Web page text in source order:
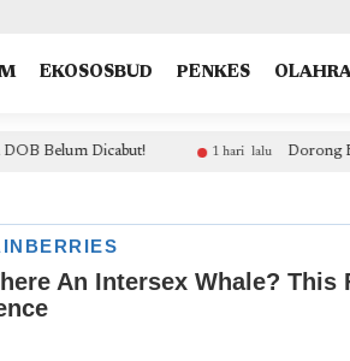
isPartOfProductId: "CAow7IrHDA:openaccess",
EKOSOSBUD PENKES
1 hari lalu Dorong Eliminasi